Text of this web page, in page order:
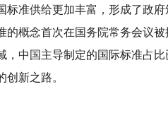
准供给更加丰富，形成了政府
概念首次在国务院常务会议被
国主导制定的国际标准占比
创新之路。